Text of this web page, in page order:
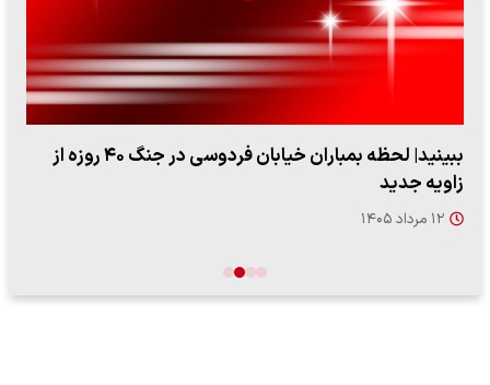
ببینید| لحظه بمباران خیابان فردوسی در جنگ ۴۰ روزه از
زاویه جدید
۱۲ مرداد ۱۴۰۵